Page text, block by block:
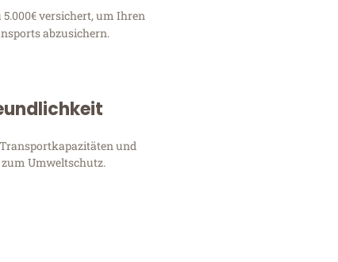
versichert, um Ihren
abzusichern.
und
Umweltschutz.